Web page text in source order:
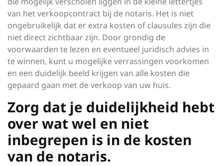
van het verkoopcontract bij de notaris. Het is niet
ongebruikelijk dat er extra kosten of clausules zijn die
niet direct zichtbaar zijn. Door grondig de
voorwaarden te lezen en eventueel juridisch advies in
te winnen, kunt u mogelijke verrassingen voorkomen
en een duidelijk beeld krijgen van alle kosten die
gepaard gaan met de verkoop van uw huis.
Zorg dat je duidelijkheid hebt
over wat wel en niet
inbegrepen is in de kosten
van de notaris.